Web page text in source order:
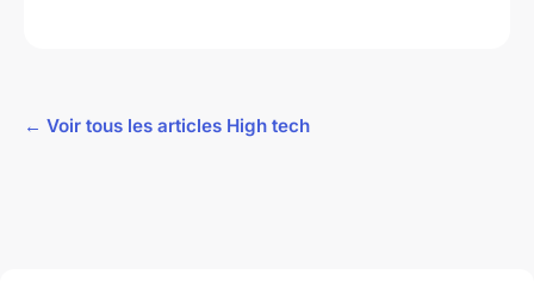
← Voir tous les articles High tech